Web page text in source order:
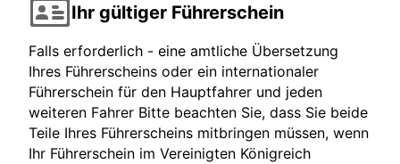
Ihr gültiger Führerschein
Falls erforderlich - eine amtliche Übersetzung
Ihres Führerscheins oder ein internationaler
Führerschein für den Hauptfahrer und jeden
weiteren Fahrer Bitte beachten Sie, dass Sie beide
Teile Ihres Führerscheins mitbringen müssen, wenn
Ihr Führerschein im Vereinigten Königreich